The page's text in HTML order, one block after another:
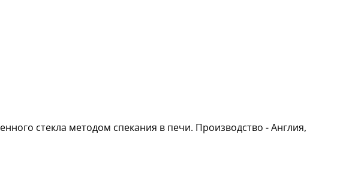
стекла методом спекания в печи. Производство - Англия,